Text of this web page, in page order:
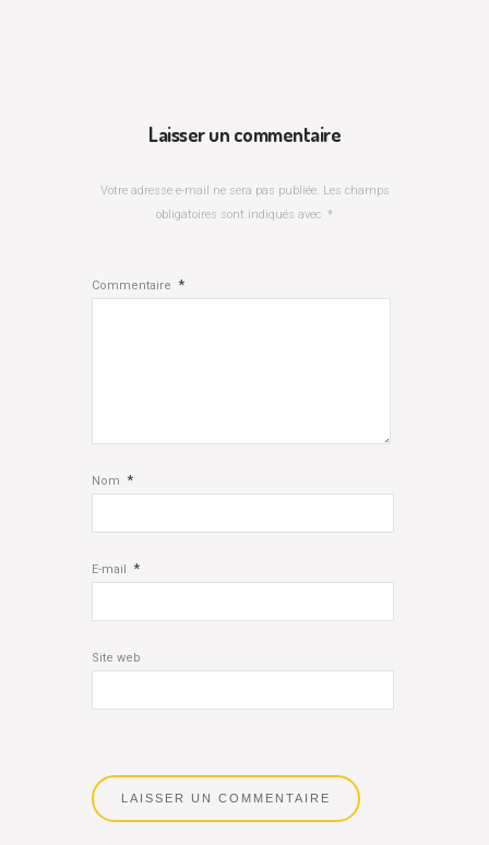
Laisser un commentaire
Votre adresse e-mail ne sera pas publiée. Les champs
obligatoires sont indiqués avec *
Commentaire *
Nom *
E-mail *
Site web